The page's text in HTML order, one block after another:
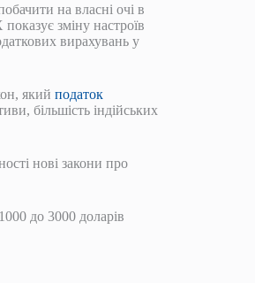
на власні очі в
показує зміну настроїв
вирахувань у
який податок
більшість індійських
нові закони про
до 3000 доларів